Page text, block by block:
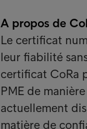
A propos de
Le certificat
leur fiabilité
certificat CoRa
PME de
actuellement
matière de